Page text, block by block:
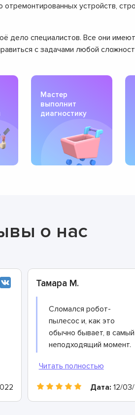
устройств,
дело специалистов. Все они
с задачами любой
Мастер
выполнит
диагностику
о нас
Тамара М.
Сломался робот-
пылесос и, как это
обычно бывает, в самый
неподходящий момент.
инструкции и советы по
потом решила
обратиться к
Дата: 12/